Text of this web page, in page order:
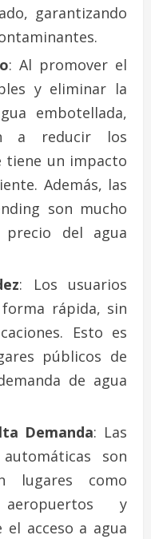
garantizando
: Al promover el
y eliminar la
embotellada,
a reducir los
tiene un impacto
Además, las
son mucho
precio del agua
: Los usuarios
rápida, sin
Esto es
públicos de
de agua
Demanda: Las
son
lugares como
aeropuertos y
acceso a agua